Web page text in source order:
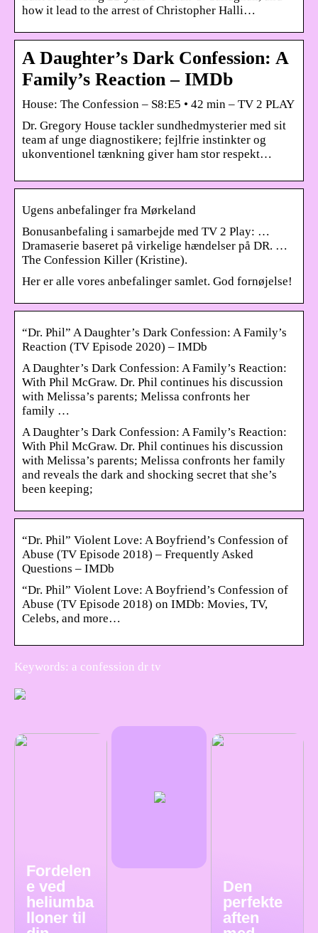
how it lead to the arrest of Christopher Halli…
A Daughter’s Dark Confession: A
Family’s Reaction – IMDb
House: The Confession – S8:E5 • 42 min – TV 2 PLAY
Dr. Gregory House tackler sundhedmysterier med sit
team af unge diagnostikere; fejlfrie instinkter og
ukonventionel tænkning giver ham stor respekt…
Ugens anbefalinger fra Mørkeland
Bonusanbefaling i samarbejde med TV 2 Play: …
Dramaserie baseret på virkelige hændelser på DR. …
The Confession Killer (Kristine).
Her er alle vores anbefalinger samlet. God fornøjelse!
“Dr. Phil” A Daughter’s Dark Confession: A Family’s
Reaction (TV Episode 2020) – IMDb
A Daughter’s Dark Confession: A Family’s Reaction:
With Phil McGraw. Dr. Phil continues his discussion
with Melissa’s parents; Melissa confronts her
family …
A Daughter’s Dark Confession: A Family’s Reaction:
With Phil McGraw. Dr. Phil continues his discussion
with Melissa’s parents; Melissa confronts her family
and reveals the dark and shocking secret that she’s
been keeping;
“Dr. Phil” Violent Love: A Boyfriend’s Confession of
Abuse (TV Episode 2018) – Frequently Asked
Questions – IMDb
“Dr. Phil” Violent Love: A Boyfriend’s Confession of
Abuse (TV Episode 2018) on IMDb: Movies, TV,
Celebs, and more…
Keywords: a confession dr tv
Fordelen
e ved
heliumba
lloner til
Den
perfekte
aften